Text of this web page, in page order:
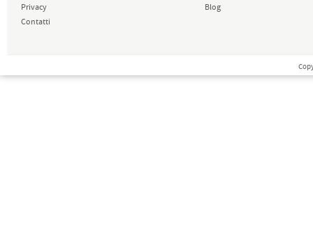
Privacy
Contatti
Blog